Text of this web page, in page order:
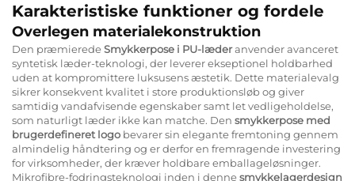
Karakteristiske funktioner og fordele
Overlegen materialekonstruktion
Den præmieredeSmykkerpose i PU-læderanvender avanceret
syntetisk læder-teknologi, der leverer ekseptionel holdbarhed
uden at kompromittere luksusens æstetik. Dette materialevalg
sikrer konsekvent kvalitet i store produktionsløb og giver
samtidig vandafvisende egenskaber samt let vedligeholdelse,
som naturligt læder ikke kan matche. Den smykkerpose med
brugerdefineret logo bevarer sin elegante fremtoning gennem
almindelig håndtering og er derfor en fremragende investering
for virksomheder, der kræver holdbare emballageløsninger.
Mikrofibre-fodringsteknologi inden i dennesmykkelagerdesign